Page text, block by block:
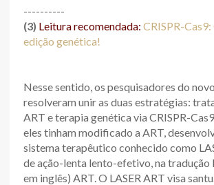
----------
(3) Leitura recomendada: CRISPR-
edição genética!
Nesse sentido, os pesquisadores do
resolveram unir as duas estratégias:
ART e terapia genética via CRISPR-
eles tinham modificado a ART,
sistema terapêutico conhecido como
de ação-lenta lento-efetivo, na tradução
em inglês) ART. O LASER ART visa